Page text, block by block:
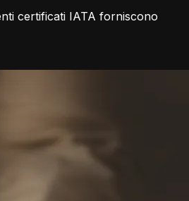
certificati IATA forniscono